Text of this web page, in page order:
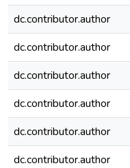
dc.contributor.author
dc.contributor.author
dc.contributor.author
dc.contributor.author
dc.contributor.author
dc.contributor.author